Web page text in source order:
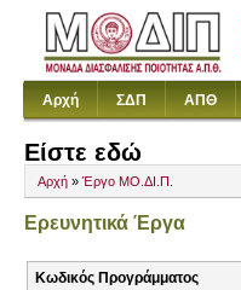
Αρχή ΣΔΠ ΑΠΘ
Είστε εδώ
Αρχή » Έργο ΜΟ.ΔΙ.Π.
Ερευνητικά Έργα
Κωδικός Προγράμματος